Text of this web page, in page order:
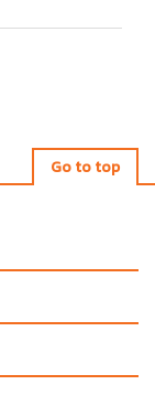
Go to top